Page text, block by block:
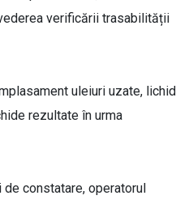
verificării trasabilității
uleiuri uzate, lichid
rezultate în urma
constatare, operatorul